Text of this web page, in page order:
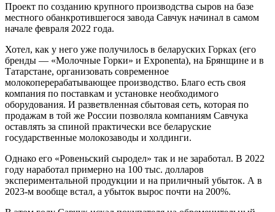
Проект по созданию крупного производства сыров на базе
местного обанкротившегося завода Савчук начинал в самом
начале февраля 2022 года.
Хотел, как у него уже получилось в беларуских Горках (его
бренды — «Молочные Горки» и Exponenta), на Брянщине и в
Татарстане, организовать современное
молокоперерабатывающее производство. Благо есть своя
компания по поставкам и установке необходимого
оборудования. И разветвленная сбытовая сеть, которая по
продажам в той же России позволяла компаниям Савчука
оставлять за спиной практически все беларуские
государственные молокозаводы и холдинги.
Однако его «Ровеньский сыродел» так и не заработал. В 2022
году наработал примерно на 100 тыс. долларов
экспериментальной продукции и на приличный убыток. А в
2023-м вообще встал, а убыток вырос почти на 200%.